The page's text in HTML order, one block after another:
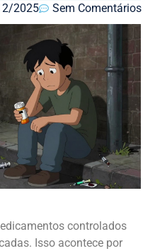
2025 Sem Comentários
controlados
Isso acontece por